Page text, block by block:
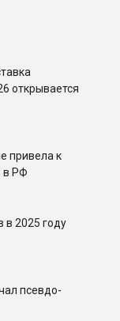
открывается
привела к
в РФ
в 2025 году
псевдо-